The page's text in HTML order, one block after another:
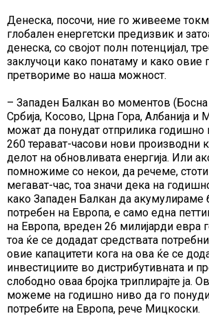
Денеска, посочи, ние го живееме
глобален енергетски предизвик и
денеска, со својот полн потенцијал,
заклучоци како понатаму и како овие
претвориме во наша можност.
– Западен Балкан во моментов
Србија, Косово, Црна Гора, Албанија и
можат да понудат отприлика годишно
260 терават-часови нови производни
делот на обновливата енергија. Или
помножиме со некои, да речеме,
мегават-час, тоа значи дека на
како Западен Балкан да акумулираме
потребен на Европа, е само една
на Европа, вреден 26 милијарди евра
тоа ќе се додадат средствата
овие капацитети кога на ова ќе се
инвестициите во дистрибутивната и
слободно оваа бројка триплирајте ја.
можеме на годишно ниво да го
потребите на Европа, рече Мицкоски.